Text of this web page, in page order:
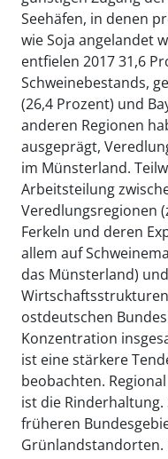
Seehäfen, in denen
wie Soja angelandet
entfielen 2017 31,6
Schweinebestands,
(26,4 Prozent) und
anderen Regionen
ausgeprägt,
im Münsterland.
Arbeitsteilung
Veredlungsregionen
Ferkeln und deren
allem auf
das Münsterland)
ostdeutschen
Konzentration
ist eine stärkere
beobachten.
ist die
früheren
Grünlandstandorten.